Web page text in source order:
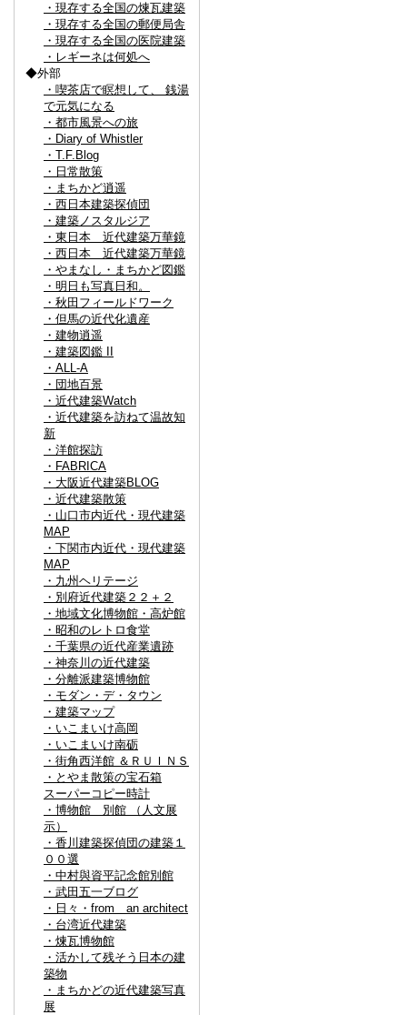
・現存する全国の煉瓦建築
・現存する全国の郵便局舎
・現存する全国の医院建築
・レギーネは何処へ
◆外部
・喫茶店で瞑想して、 銭湯
で元気になる
・都市風景への旅
・Diary of Whistler
・T.F.Blog
・日常散策
・まちかど逍遥
・西日本建築探偵団
・建築ノスタルジア
・東日本 近代建築万華鏡
・西日本 近代建築万華鏡
・やまなし・まちかど図鑑
・明日も写真日和。
・秋田フィールドワーク
・但馬の近代化遺産
・建物逍遥
・建築図鑑 II
・ALL-A
・団地百景
・近代建築Watch
・近代建築を訪ねて温故知
新
・洋館探訪
・FABRICA
・大阪近代建築BLOG
・近代建築散策
・山口市内近代・現代建築
MAP
・下関市内近代・現代建築
MAP
・九州ヘリテージ
・別府近代建築２２＋２
・地域文化博物館・高炉館
・昭和のレトロ食堂
・千葉県の近代産業遺跡
・神奈川の近代建築
・分離派建築博物館
・モダン・デ・タウン
・建築マップ
・いこまいけ高岡
・いこまいけ南砺
・街角西洋館 ＆ＲＵＩＮＳ
・とやま散策の宝石箱
スーパーコピー時計
・博物館 別館 （人文展
示）
・香川建築探偵団の建築１
００選
・中村與資平記念館別館
・武田五一ブログ
・日々・from an architect
・台湾近代建築
・煉瓦博物館
・活かして残そう日本の建
築物
・まちかどの近代建築写真
展